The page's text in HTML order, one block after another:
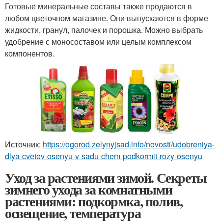
Готовые минеральные составы также продаются в
любом цветочном магазине. Они выпускаются в форме
жидкости, гранул, палочек и порошка. Можно выбрать
удобрение с моносоставом или целым комплексом
компонентов.
Источник: https://ogorod.zelynyjsad.info/novosti/udobreniya-
dlya-cvetov-osenyu-v-sadu-chem-podkormit-rozy-osenyu
Уход за растениями зимой. Секреты
зимнего ухода за комнатными
растениями: подкормка, полив,
освещение, температура